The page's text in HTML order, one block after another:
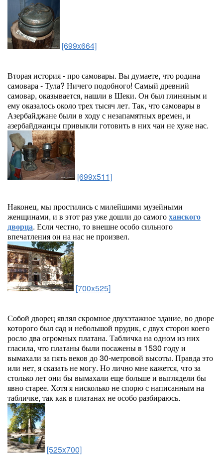
[699x664]
Вторая история - про самовары. Вы думаете, что родина
самовара - Тула? Ничего подобного! Самый древний
самовар, оказывается, нашли в Шеки. Он был глиняным и
ему оказалось около трех тысяч лет. Так, что самовары в
Азербайджане были в ходу с незапамятных времен, и
азербайджанцы привыкли готовить в них чаи не хуже нас.
[699x511]
Наконец, мы простились с милейшими музейными
женщинами, и в этот раз уже дошли до самогоханского
дворца. Если честно, то внешне особо сильного
впечатления он на нас не произвел.
[700x525]
Собой дворец являл скромное двухэтажное здание, во дворе
которого был сад и небольшой прудик, с двух сторон коего
росло два огромных платана. Табличка на одном из них
гласила, что платаны были посажены в 1530 году и
вымахали за пять веков до 30-метровой высоты. Правда это
или нет, я сказать не могу. Но лично мне кажется, что за
столько лет они бы вымахали еще больше и выглядели бы
явно старее. Хотя я нисколько не спорю с написанным на
табличке, так как в платанах не особо разбираюсь.
[525x700]